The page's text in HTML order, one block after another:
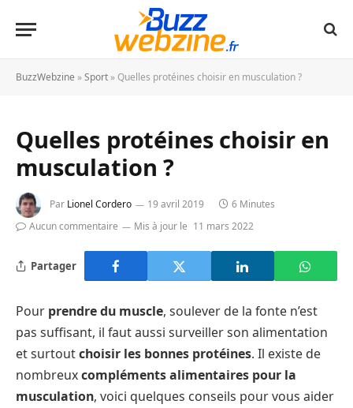
BuzzWebzine »Sport » Quelles protéines choisir en musculation ?
Quelles protéines choisir en
musculation ?
Par Lionel Cordero 19 avril 2019
6 Minutes
Aucun commentaire
Mis à jour le 11 mars 2022
Partager
Pour prendre du muscle, soulever de la fonte n’est
pas suffisant, il faut aussi surveiller son alimentation
et surtoutchoisir les bonnes protéines. Il existe de
nombreuxcompléments alimentaires pour la
musculation, voici quelques conseils pour vous aider